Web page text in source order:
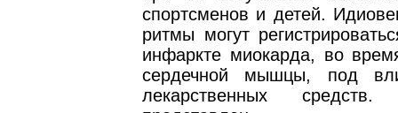
спортсменов и детей.
ритмы могут
инфаркте миокарда, во
сердечной мышцы, под
лекарственных